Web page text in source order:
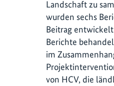
Landschaft zu
wurden sechs
Beitrag
Berichte
im
von HCV, die